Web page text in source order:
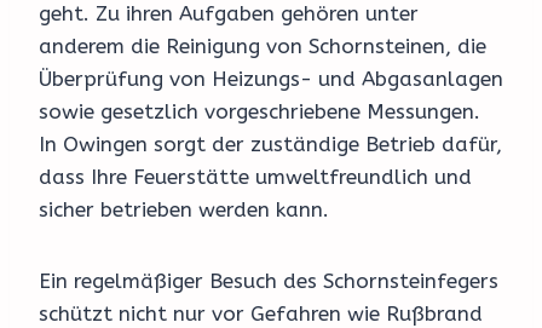
geht. Zu ihren Aufgaben gehören unter
anderem die Reinigung von Schornsteinen, die
Überprüfung von Heizungs- und Abgasanlagen
sowie gesetzlich vorgeschriebene Messungen.
In Owingen sorgt der zuständige Betrieb dafür,
dass Ihre Feuerstätte umweltfreundlich und
sicher betrieben werden kann.
Ein regelmäßiger Besuch des Schornsteinfegers
schützt nicht nur vor Gefahren wie Rußbrand